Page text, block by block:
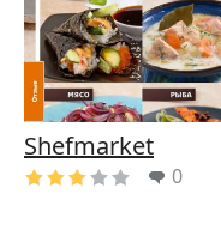
Shefmarket
0